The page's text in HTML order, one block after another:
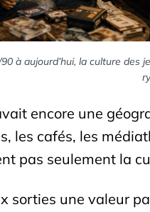
à aujourd’hui, la culture des
encore une
les cafés, les
pas seulement la
sorties une valeur